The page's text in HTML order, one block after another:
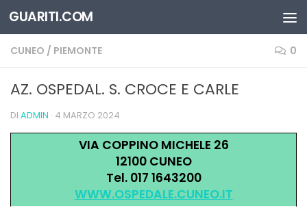
Salta al contenuto
GUARITI.COM
CUNEO / PIEMONTE 0
AZ. OSPEDAL. S. CROCE E CARLE
DI ADMIN · 4 MARZO 2024
VIA COPPINO MICHELE 26
12100 CUNEO
Tel. 017 1643200
WWW.OSPEDALE.CUNEO.IT